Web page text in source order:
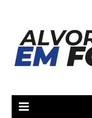
conteúdo